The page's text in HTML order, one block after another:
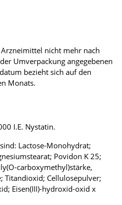
nicht mehr nach
Umverpackung angegebenen
bezieht sich auf den
Monats.
I.E. Nystatin.
Lactose-Monohydrat;
Povidon K 25;
carboxymethyl)stärke,
Titandioxid; Cellulosepulver;
Eisen(III)-hydroxid-oxid x